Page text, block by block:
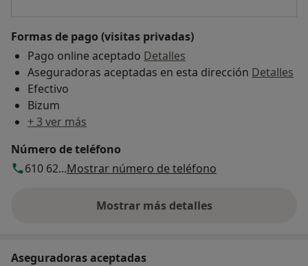
Formas de pago (visitas privadas)
Pago online aceptado Detalles
Aseguradoras aceptadas en esta dirección Detalles
Efectivo
Bizum
+ 3 ver más
Número de teléfono
610 62...Mostrar número de teléfono
Mostrar más detalles
sobre la dirección
Aseguradoras aceptadas